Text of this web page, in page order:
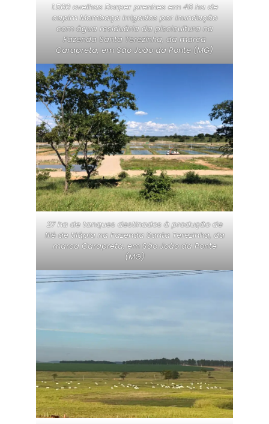
1.500 ovelhas Dorper prenhes em 46 ha de
capim Mombaça irrigados por inundação
com água residuária da piscicultura na
Fazenda Santa Terezinha, da marca
Carapreta, em São João da Ponte (MG)
27 ha de tanques destinados à produção de
filé de tilápia na Fazenda Santa Terezinha, da
marca Carapreta, em São João da Ponte
(MG)